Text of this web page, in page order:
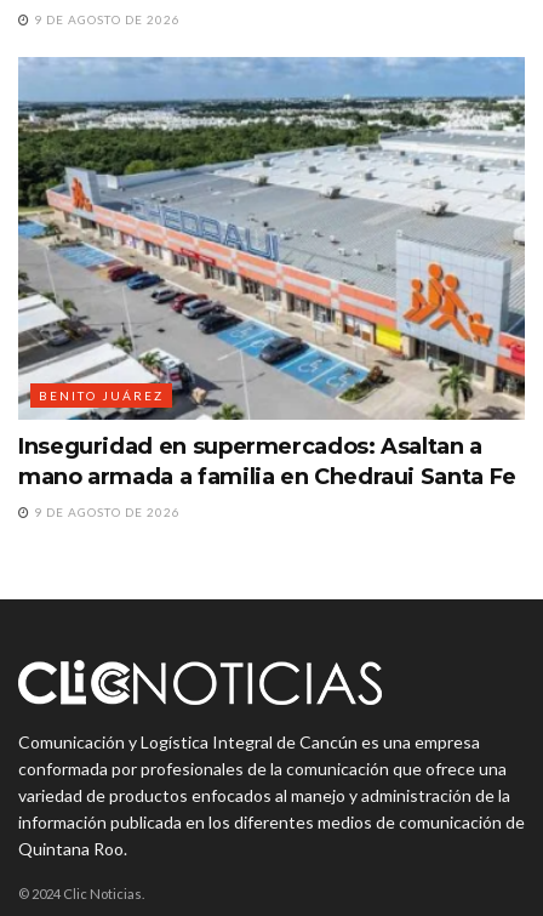
9 DE AGOSTO DE 2026
BENITO JUÁREZ
Inseguridad en supermercados: Asaltan a
mano armada a familia en Chedraui Santa Fe
9 DE AGOSTO DE 2026
Comunicación y Logística Integral de Cancún es una empresa
conformada por profesionales de la comunicación que ofrece una
variedad de productos enfocados al manejo y administración de la
información publicada en los diferentes medios de comunicación de
Quintana Roo.
© 2024 Clic Noticias.